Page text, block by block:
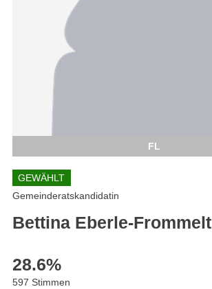
FL
GEWÄHLT
Gemeinderatskandidatin
Bettina Eberle-Frommelt
28.6%
597 Stimmen